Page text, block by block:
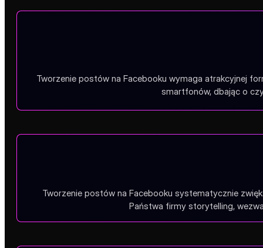
Tworzenie postów na Facebooku wymaga atrakcyjnej
smartfonów, dbając o
Tworzenie postów na Facebooku systematycznie
Państwa firmy storytelling,